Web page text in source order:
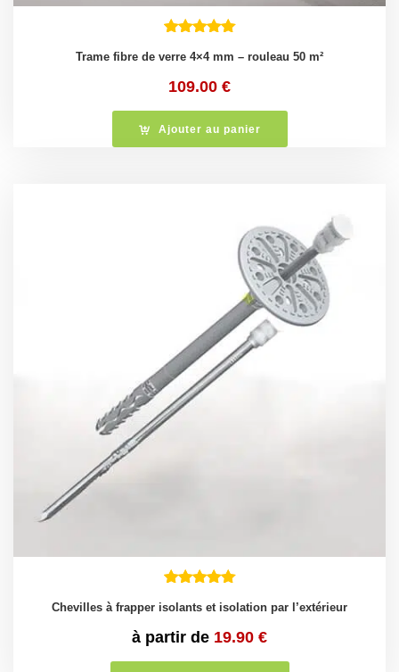
Trame fibre de verre 4×4 mm – rouleau 50 m²
109.00 €
Ajouter au panier
Chevilles à frapper isolants et isolation par l’extérieur
à partir de 19.90 €